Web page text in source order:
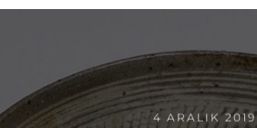
4 ARALIK 2019